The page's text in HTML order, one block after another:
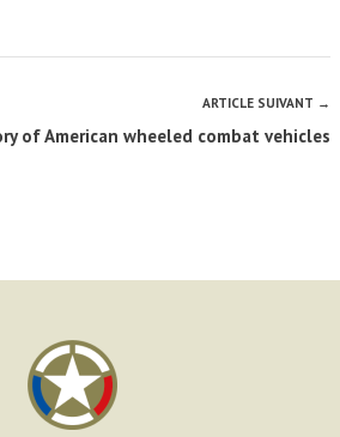
ARTICLE SUIVANT →
of American wheeled combat vehicles